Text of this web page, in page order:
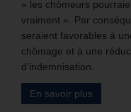
« les chômeurs
vraiment ». Par
seraient favorables à
chômage et à une
d’indemnisation.
En savoir plus